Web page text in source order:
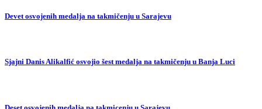
Devet osvojenih medalja na takmičenju u Sarajevu
Sjajni Danis Alikalfić osvojio šest medalja na takmičenju u Banja Luci